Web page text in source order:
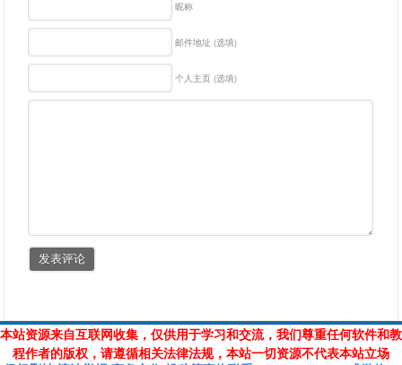
昵称
邮件地址 (选填)
个人主页 (选填)
本站资源来自互联网收集，仅供用于学习和交流，我们尊重任何软件和教
程作者的版权，请遵循相关法律法规，本站一切资源不代表本站立场